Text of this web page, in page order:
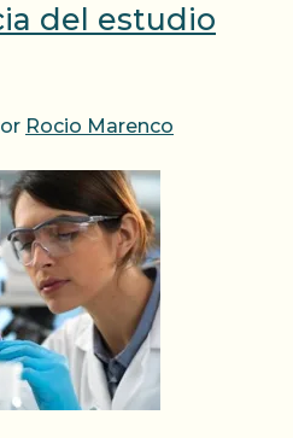
del estudio
Rocio Marenco